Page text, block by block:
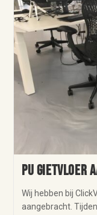
PU gietvloer
Wij hebben bij
aangebracht.